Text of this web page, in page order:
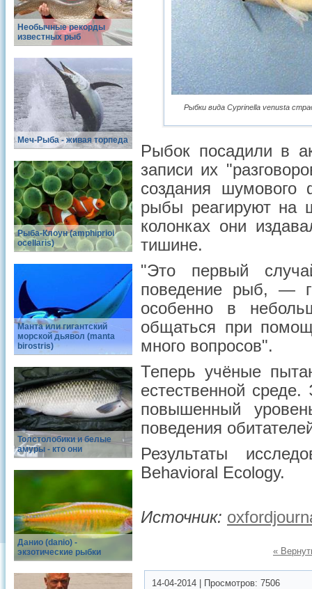
Необычные рекорды
известных рыб
Меч-Рыба - живая торпеда
Рыба-Клоун (amphiprioi
ocellaris)
Манта или гигантский
морской дьявол (manta
birostris)
Толстолобики и белые
амуры - кто они
Данио (danio) -
экзотические рыбки
Рыбки вида Cyprinella venusta
Рыбок посадили в
записи их
создания шумового
рыбы реагируют на
колонках они
тишине.
"Это первый
поведение рыб, —
особенно в
общаться при
много вопросов".
Теперь учёные
естественной
повышенный
поведения
Результаты
Behavioral Ecology.
Источник:
«
14-04-2014 Просмотров: 7506